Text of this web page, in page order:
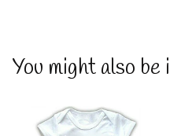
You might also